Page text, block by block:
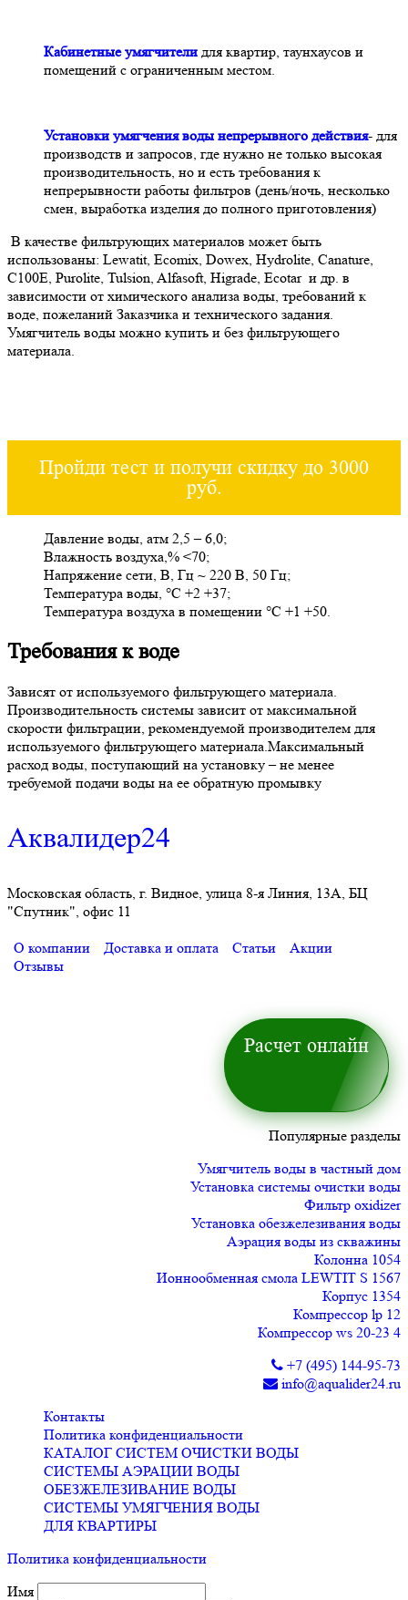
Кабинетные умягчители для квартир, таунхаусов и
помещений с ограниченным местом.
Установки умягчения воды непрерывного действия- для
производств и запросов, где нужно не только высокая
производительность, но и есть требования к
непрерывности работы фильтров (день/ночь, несколько
смен, выработка изделия до полного приготовления)
В качестве фильтрующих материалов может быть
использованы: Lewatit, Ecomix, Dowex, Hydrolite, Canature,
C100E, Purolite, Tulsion, Alfasoft, Higrade, Ecotar и др. в
зависимости от химического анализа воды, требований к
воде, пожеланий Заказчика и технического задания.
Умягчитель воды можно купить и без фильтрующего
материала.
Пройди тест и получи скидку до 3000
руб.
Давление воды, атм 2,5 – 6,0;
Влажность воздуха,% <70;
Напряжение сети, В, Гц ~ 220 В, 50 Гц;
Температура воды, °С +2 +37;
Температура воздуха в помещении °С +1 +50.
Требования к воде
Зависят от используемого фильтрующего материала.
Производительность системы зависит от максимальной
скорости фильтрации, рекомендуемой производителем для
используемого фильтрующего материала.Максимальный
расход воды, поступающий на установку – не менее
требуемой подачи воды на ее обратную промывку
Аквалидер24
Московская область, г. Видное, улица 8-я Линия, 13А, БЦ
"Спутник", офис 11
О компании Доставка и оплата Статьи
Акции
Отзывы
Расчет онлайн
Популярные разделы
Умягчитель воды в частный дом
Установка системы очистки воды
Фильтр oxidizer
Установка обезжелезивания воды
Аэрация воды из скважины
Колонна 1054
Ионнообменная смола LEWTIT S 1567
Корпус 1354
Компрессор lp 12
Компрессор ws 20-23 4
+7 (495) 144-95-73
info@aqualider24.ru
Контакты
Политика конфиденциальности
КАТАЛОГ СИСТЕМ ОЧИСТКИ ВОДЫ
СИСТЕМЫ АЭРАЦИИ ВОДЫ
ОБЕЗЖЕЛЕЗИВАНИЕ ВОДЫ
СИСТЕМЫ УМЯГЧЕНИЯ ВОДЫ
ДЛЯ КВАРТИРЫ
Политика конфиденциальности
Имя